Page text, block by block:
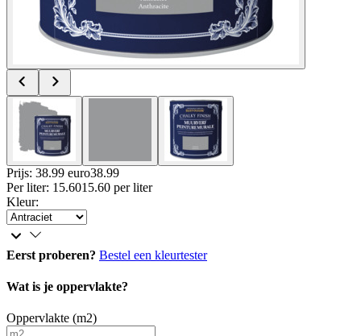
Prijs: 38.99 euro38.99
Per liter: 15.6015.60 per liter
Kleur:
Eerst proberen? Bestel een kleurtester
Wat is je oppervlakte?
Oppervlakte (m2)